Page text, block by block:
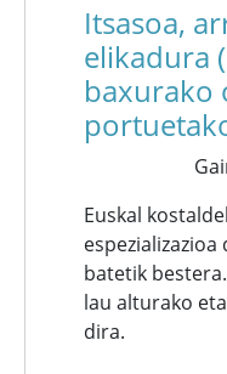
Itsasoa,
elikadura
baxurako
Euskal
batetik
lau alturako
dira.